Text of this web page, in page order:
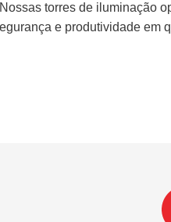
Nossas torres de iluminação
e produtividade em